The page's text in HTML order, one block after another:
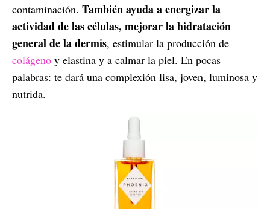
contaminación. También ayuda a energizar la
actividad de las células, mejorar la hidratación
general de la dermis, estimular la producción de
colágeno y elastina y a calmar la piel. En pocas
palabras: te dará una complexión lisa, joven, luminosa y
nutrida.